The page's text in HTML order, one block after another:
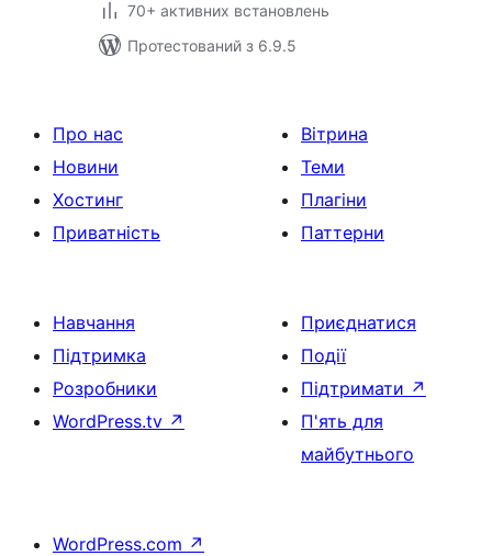
70+ активних встановлень
Протестований з 6.9.5
Про нас
Новини
Хостинг
Приватність
Вітрина
Теми
Плагіни
Паттерни
Навчання
Підтримка
Розробники
WordPress.tv ↗
Приєднатися
Події
Підтримати ↗
П'ять для
майбутнього
WordPress.com ↗